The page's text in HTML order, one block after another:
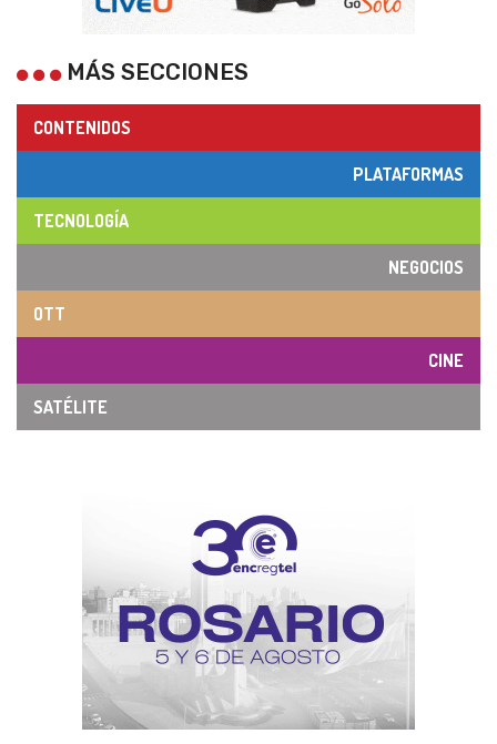
MÁS SECCIONES
CONTENIDOS
PLATAFORMAS
TECNOLOGÍA
NEGOCIOS
OTT
CINE
SATÉLITE